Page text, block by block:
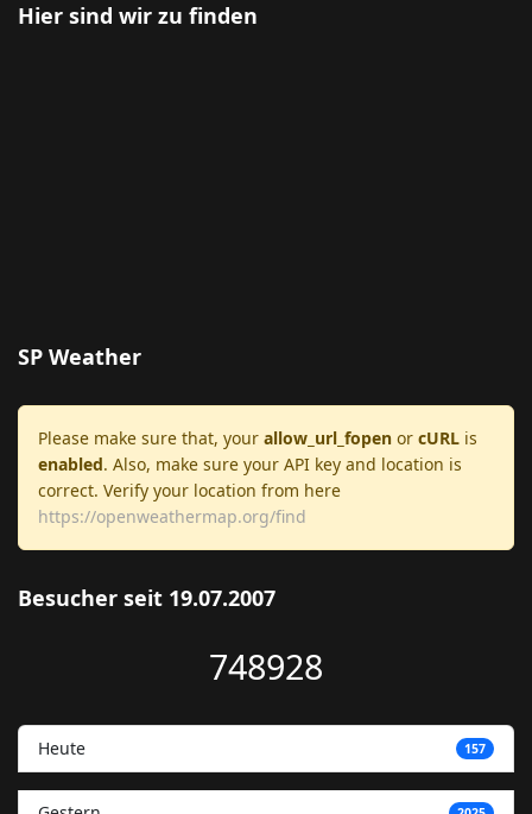
Hier sind wir zu finden
SP Weather
Please make sure that, your allow_url_fopen or cURL is
enabled. Also, make sure your API key and location is
correct. Verify your location from here
https://openweathermap.org/find
Besucher seit 19.07.2007
748928
Heute 157